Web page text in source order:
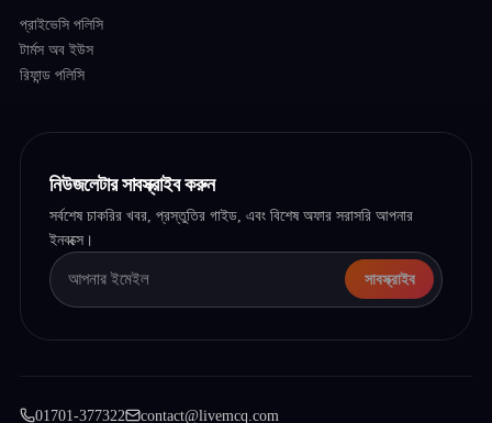
প্রাইভেসি পলিসি
টার্মস অব ইউস
রিফান্ড পলিসি
নিউজলেটার সাবস্ক্রাইব করুন
সর্বশেষ চাকরির খবর, প্রস্তুতির গাইড, এবং বিশেষ অফার সরাসরি আপনার
ইনবক্সে।
সাবস্ক্রাইব
01701-377322 contact@livemcq.com